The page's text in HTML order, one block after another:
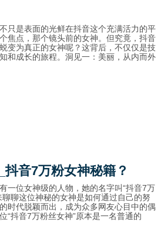
只是表面的光鲜在抖音这个充满活力的平
焦点，那个镜头前的女神。但究竟，抖音
变为真正的女神呢？这背后，不仅仅是技
和成长的旅程。洞见一：美丽，从内而外
音7万粉女神秘籍？
一位女神级的人物，她的名字叫“抖音7万
聊这位神秘的女神是如何通过自己的努
时代脱颖而出，成为众多网友心目中的偶
“抖音7万粉丝女神”原本是一名普通的